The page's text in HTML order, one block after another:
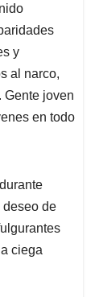
y
al narco,
Gente joven
en todo
de
ciega